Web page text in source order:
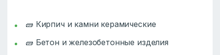
🧱 Кирпич и камни керамические
🧱 Бетон и железобетонные изделия